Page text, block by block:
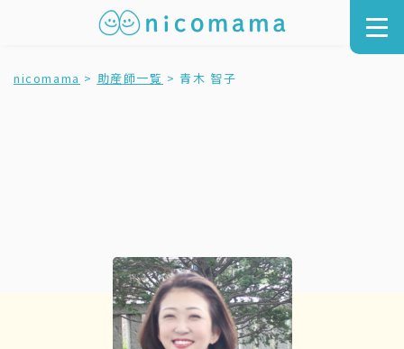
nicomama > 助産師一覧 >青木 智子